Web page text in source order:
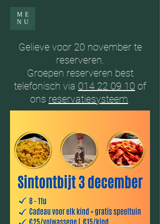
ME
NU
Gelieve voor 20 november te
reserveren.
Groepen reserveren best
telefonisch via 014 22 09 10 of
ons reservatiesysteem.